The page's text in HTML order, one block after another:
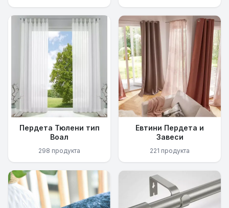
Пердета Тюлени тип
Воал
298 продукта
Евтини Пердета и
Завеси
221 продукта